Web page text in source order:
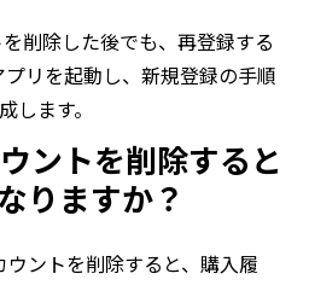
削除した後でも、再登録する
リを起動し、新規登録の手順
します。
ントを削除すると
りますか？
ントを削除すると、購入履